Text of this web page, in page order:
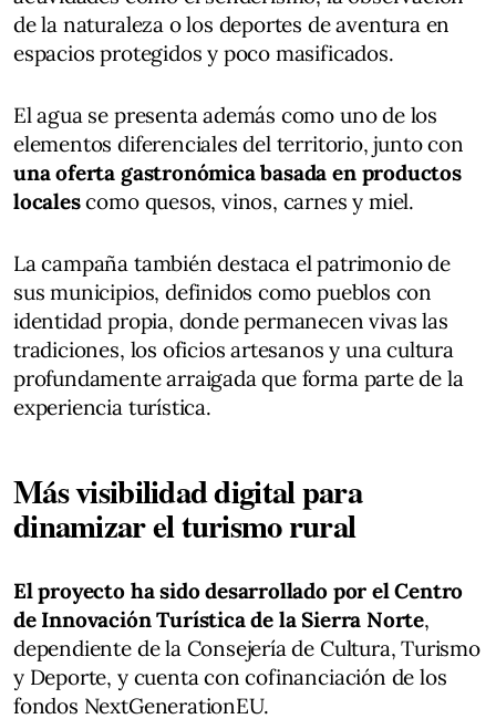
de la naturaleza o los deportes de aventura en
espacios protegidos y poco masificados.
El agua se presenta además como uno de los
elementos diferenciales del territorio, junto con
una oferta gastronómica basada en productos
localescomo quesos, vinos, carnes y miel.
La campaña también destaca el patrimonio de
sus municipios, definidos como pueblos con
identidad propia, donde permanecen vivas las
tradiciones, los oficios artesanos y una cultura
profundamente arraigada que forma parte de la
experiencia turística.
Más visibilidad digital para
dinamizar el turismo rural
El proyecto ha sido desarrollado por el Centro
de Innovación Turística de la Sierra Norte,
dependiente de la Consejería de Cultura, Turismo
y Deporte, y cuenta con cofinanciación de los
fondos NextGenerationEU.